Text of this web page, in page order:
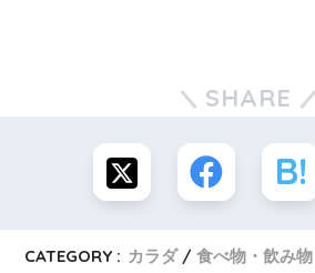
SHARE
CATEGORY : カラダ
食べ物・飲み物